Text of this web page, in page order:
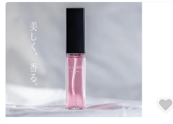
CAMPFIRE Creation
machi-ya コミュニティ